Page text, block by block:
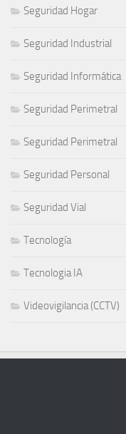
Seguridad Hogar
Seguridad Industrial
Seguridad Informática
Seguridad Perimetral
Seguridad Perimetral
Seguridad Personal
Seguridad Vial
Tecnología
Tecnologia IA
Videovigilancia (CCTV)